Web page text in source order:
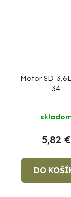
Motor SD-
34
skladom
5,82 €
DO